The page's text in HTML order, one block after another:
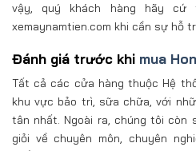
vậy, quý khách hàng hãy
xemaynamtien.com khi cần sự hỗ
Đánh giá trước khi mua
Tất cả các cửa hàng thuộc Hệ
khu vực bảo trì, sữa chữa, với
tân nhất. Ngoài ra, chúng tôi còn
giỏi về chuyên môn, chuyên